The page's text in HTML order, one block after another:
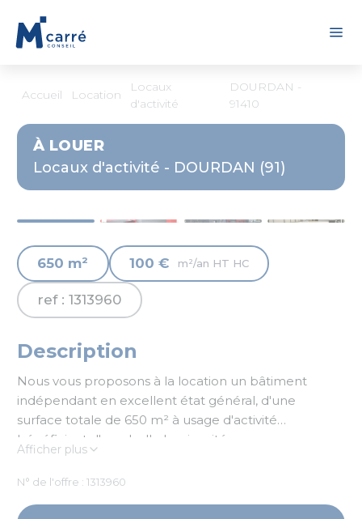
Accueil Location
Locaux
d'activité
DOURDAN -
91410
À LOUER
Locaux d'activité - DOURDAN (91)
650 m² 100 € m²/an HT HC
ref : 1313960
Description
Nous vous proposons à la location un bâtiment
indépendant en excellent état général, d'une
surface totale de 650 m² à usage d'activité
bénéficiant d'une belle luminosité.
Afficher plus
N° de l'offre : 1313960